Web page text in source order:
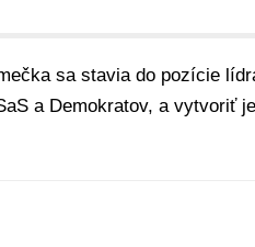
sa stavia do pozície
a Demokratov, a vytvoriť